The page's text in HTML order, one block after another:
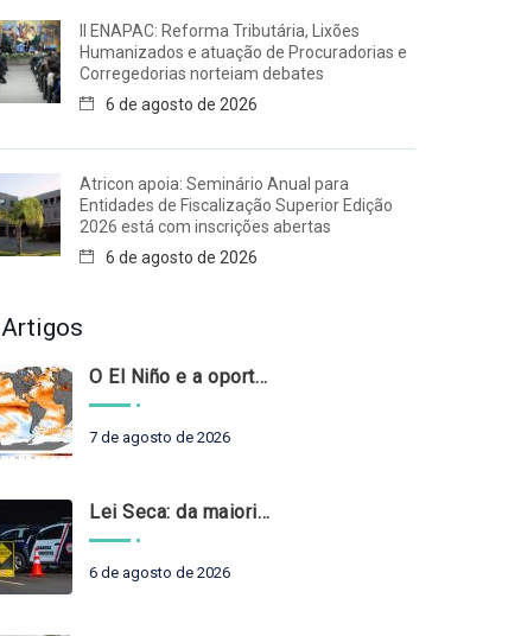
II ENAPAC: Reforma Tributária, Lixões
Humanizados e atuação de Procuradorias e
Corregedorias norteiam debates
6 de agosto de 2026
Atricon apoia: Seminário Anual para
Entidades de Fiscalização Superior Edição
2026 está com inscrições abertas
6 de agosto de 2026
Artigos
O El Niño e a oportunidade de fortalecer o controle externo das políticas climáticas
7 de agosto de 2026
Lei Seca: da maioridade à maturidade
6 de agosto de 2026